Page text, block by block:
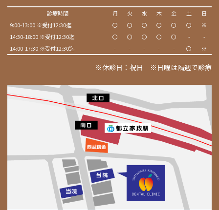
診療時間 月 火 水 木 金 土
日
9:00-13:00 ※受付12:30迄
〇 〇 〇 〇 〇 〇
※
14:30-18:00 ※受付12:30迄
〇 〇 〇 〇 〇 -
-
14:00-17:30 ※受付12:30迄
- - - - - 〇 ※
※休診日：祝日 ※日曜は隔週で診療